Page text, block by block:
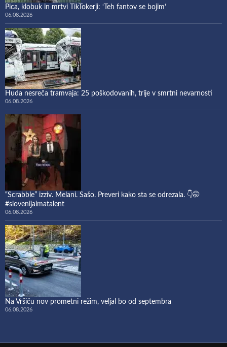
Pica, klobuk in mrtvi TikTokerji: ‘Teh fantov se bojim’
06.08.2026
Huda nesreča tramvaja: 25 poškodovanih, trije v smrtni nevarnosti
06.08.2026
“Scrabble” izziv. Melani. Sašo. Preveri kako sta se odrezala. 👇🤭
#slovenijaimatalent
06.08.2026
Na Vršiču nov prometni režim, veljal bo od septembra
06.08.2026